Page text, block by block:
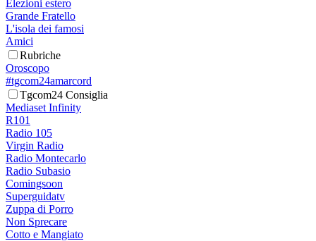
Elezioni estero
Grande Fratello
L'isola dei famosi
Amici
Rubriche
Oroscopo
#tgcom24amarcord
Tgcom24 Consiglia
Mediaset Infinity
R101
Radio 105
Virgin Radio
Radio Montecarlo
Radio Subasio
Comingsoon
Superguidatv
Zuppa di Porro
Non Sprecare
Cotto e Mangiato